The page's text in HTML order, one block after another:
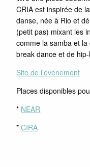
CRIA est inspirée de
danse, née à Rio et
(petit pas) mixant les
comme la samba et
break dance et de
Site de l’évènement
Places disponibles
* NEAR
*CIRA